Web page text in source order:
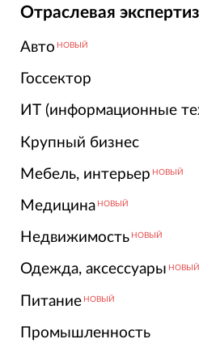
Отраслевая
Авто НОВЫЙ
Госсектор
ИТ (информационные
Крупный бизнес
Мебель, интерьер НОВЫЙ
Медицина НОВЫЙ
Недвижимость НОВЫЙ
Одежда, аксессуары НОВЫЙ
Питание НОВЫЙ
Промышленность